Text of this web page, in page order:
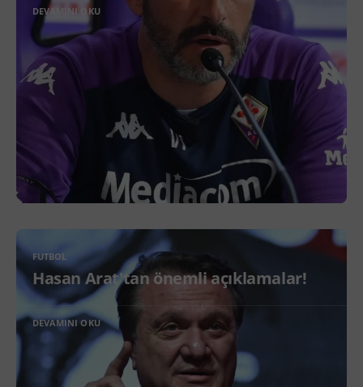
DEVAMINI OKU
FUTBOL
Hasan Arat'tan önemli açıklamalar!
DEVAMINI OKU